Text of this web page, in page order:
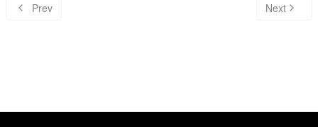
Prev Next